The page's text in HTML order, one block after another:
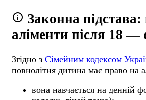
info Законна
аліменти після 18 —
Згідно з Сімейним кодексом
повнолітня дитина має право на
вона навчається на денній